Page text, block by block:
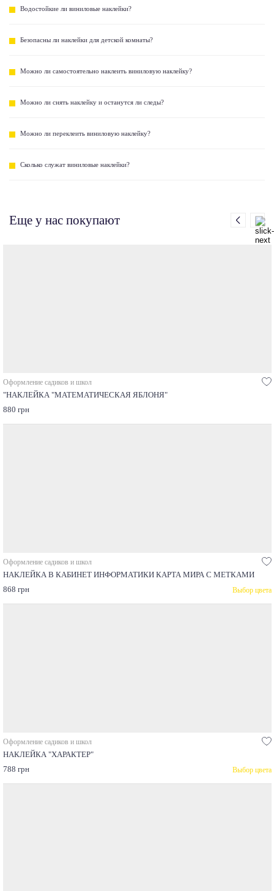
Водостойкие ли виниловые наклейки?
Безопасны ли наклейки для детской комнаты?
Можно ли самостоятельно наклеить виниловую наклейку?
Можно ли снять наклейку и останутся ли следы?
Можно ли переклеить виниловую наклейку?
Сколько служат виниловые наклейки?
Еще у нас покупают
Оформление садиков и школ
"НАКЛЕЙКА "МАТЕМАТИЧЕСКАЯ ЯБЛОНЯ"
880 грн
Оформление садиков и школ
НАКЛЕЙКА В КАБИНЕТ ИНФОРМАТИКИ КАРТА МИРА С МЕТКАМИ
868 грн
Выбор цвета
Оформление садиков и школ
НАКЛЕЙКА "ХАРАКТЕР"
788 грн
Выбор цвета